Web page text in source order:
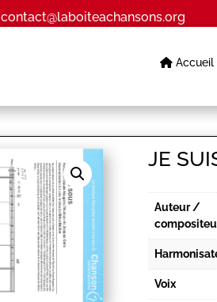
contact@laboiteachansons.org
Accueil
JE
Auteur /
Voix